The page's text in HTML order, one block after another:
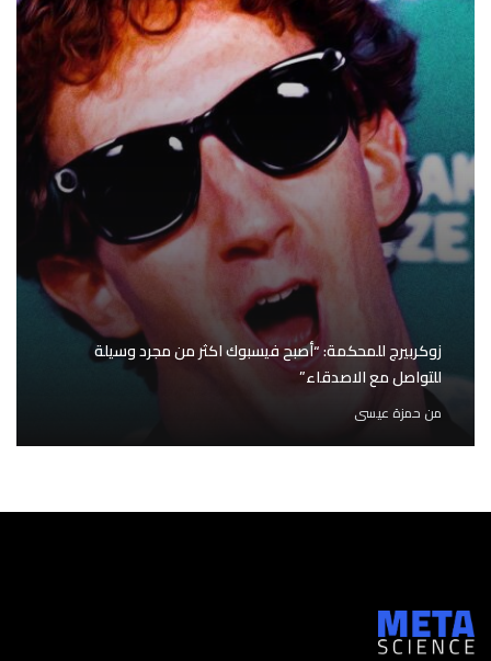
زوكربيرج للمحكمة: “أصبح فيسبوك اكثر من مجرد وسيلة
للتواصل مع الاصدقاء”
من حمزة عيسى